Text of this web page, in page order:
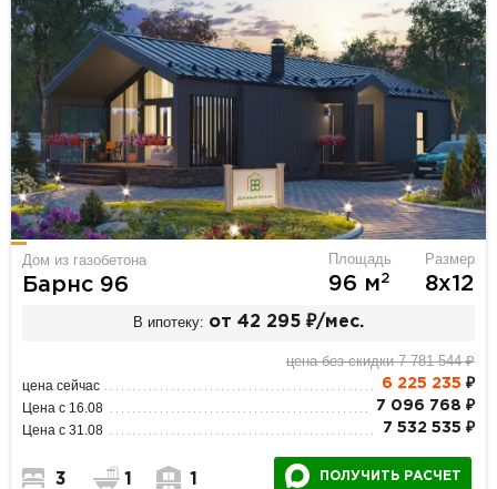
Дом из газобетона
Барнс 96
Площадь
96 м2
Размер
8х12
В ипотеку: от 42 295 ₽/мес.
цена без скидки 7 781 544 ₽
цена сейчас 6 225 235 ₽
Цена с 16.08 7 096 768 ₽
Цена с 31.08 7 532 535 ₽
3 1 1 ПОЛУЧИТЬ РАСЧЕТ